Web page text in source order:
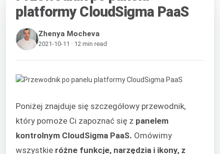
platformy CloudSigma PaaS
Zhenya Mocheva
2021-10-11 · 12 min read
Poniżej znajduje się szczegółowy przewodnik,
który pomoże Ci zapoznać się z panelem
kontrolnym CloudSigma PaaS. Omówimy
wszystkie różne funkcje, narzędzia i ikony, z